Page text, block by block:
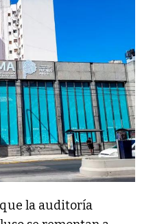
la auditoría